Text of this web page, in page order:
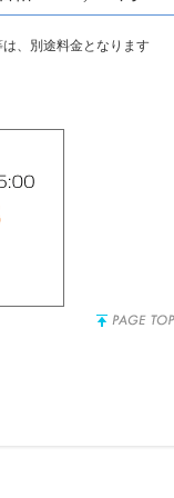
、別途料金となります